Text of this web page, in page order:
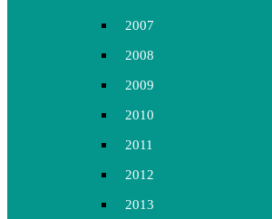
2007
2008
2009
2010
2011
2012
2013